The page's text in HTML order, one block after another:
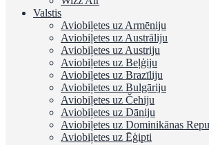
Valstis
Aviobiļetes uz Armēniju
Aviobiļetes uz Austrāliju
Aviobiļetes uz Austriju
Aviobiļetes uz Beļģiju
Aviobiļetes uz Brazīliju
Aviobiļetes uz Bulgāriju
Aviobiļetes uz Čehiju
Aviobiļetes uz Dāniju
Aviobiļetes uz Dominikānas
Aviobiļetes uz Ēģipti